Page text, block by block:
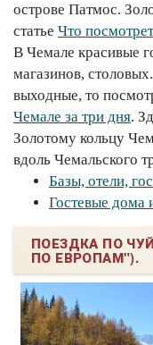
острове Патмос.
статье Что
В Чемале красивые
магазинов,
выходные, то
Чемале за три дня.
Золотому кольцу
вдоль Чемальского
Базы, отели,
Гостевые дома
ПОЕЗДКА ПО
ПО ЕВРОПАМ").